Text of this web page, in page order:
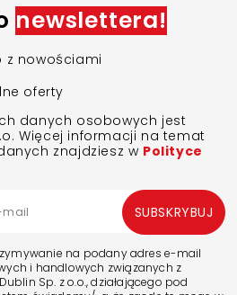
newslettera!
z nowościami
oferty
danych osobowych jest
Więcej informacji na temat
znajdziesz w Polityce
na podany adres e-mail
i handlowych związanych z
Sp. z o.o., działającego pod
SUBSKRYBUJ